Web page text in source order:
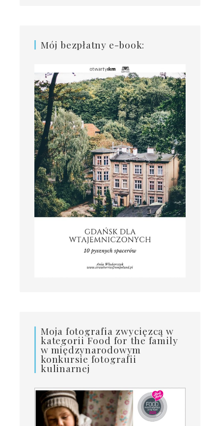
Mój bezpłatny e-book:
Moja fotografia zwycięzcą w
kategorii Food for the family
w międzynarodowym
konkursie fotografii
kulinarnej